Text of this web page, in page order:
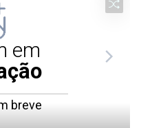
Aug/Tue
12
em
breve